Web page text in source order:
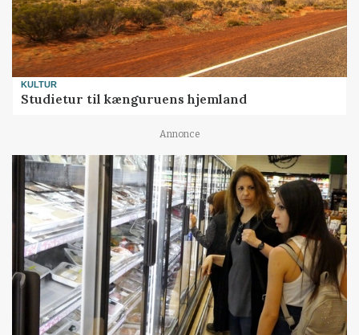
KULTUR
Studietur til kænguruens hjemland
Annonce